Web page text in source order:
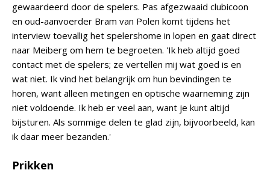
gewaardeerd door de spelers. Pas afgezwaaid clubicoon
en oud-aanvoerder Bram van Polen komt tijdens het
interview toevallig het spelershome in lopen en gaat direct
naar Meiberg om hem te begroeten. 'Ik heb altijd goed
contact met de spelers; ze vertellen mij wat goed is en
wat niet. Ik vind het belangrijk om hun bevindingen te
horen, want alleen metingen en optische waarneming zijn
niet voldoende. Ik heb er veel aan, want je kunt altijd
bijsturen. Als sommige delen te glad zijn, bijvoorbeeld, kan
ik daar meer bezanden.'
Prikken